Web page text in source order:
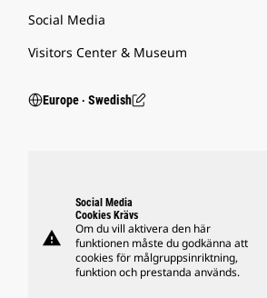
Social Media
Visitors Center & Museum
Europe ‧ Swedish
warning
Social Media
Cookies Krävs
Om du vill aktivera den här
funktionen måste du godkänna att
cookies för målgruppsinriktning,
funktion och prestanda används.